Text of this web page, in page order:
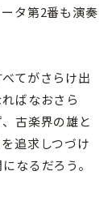
タ第2番も演奏
てがさらけ出
ばなおさら
古楽界の雄と
追求しつづけ
なるだろう。